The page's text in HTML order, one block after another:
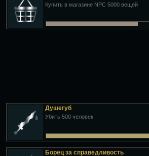
Купить в магазине NPC 5000 вещей
Душегуб
Убить 500 человек
Борец за справедливость